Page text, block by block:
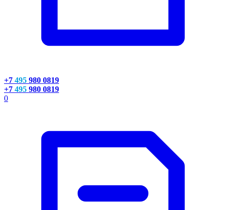
+7 495 980 0819
+7 495 980 0819
0